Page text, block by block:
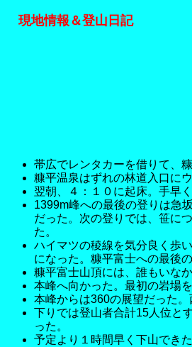
現地情報＆登山日記
帯広でレンタカーを借りて、
糠平温泉はずれの林道入口に
翌朝、４：１０に起床。手早
1399m峰への最後の登りは急
だった。次の登りでは、笹に
た。
ハイマツの稜線を気分良く歩
になった。糠平富士への最後
糠平富士山頂には、誰もいな
本峰へ向かった。最初の岩場
本峰からは360の展望だった
下りでは登山者合計15人位と
った。
予定より１時間早く下山でき